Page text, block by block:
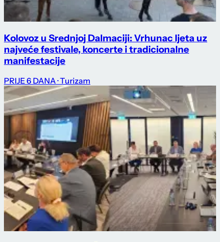
Kolovoz u Srednjoj Dalmaciji: Vrhunac ljeta uz
najveće festivale, koncerte i tradicionalne
manifestacije
PRIJE 6 DANA · Turizam